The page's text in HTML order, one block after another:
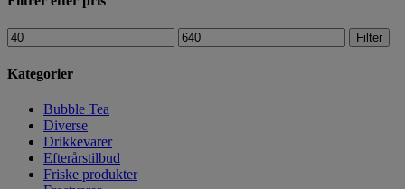
Filter
Kategorier
Bubble Tea
Diverse
Drikkevarer
Efterårstilbud
Friske produkter